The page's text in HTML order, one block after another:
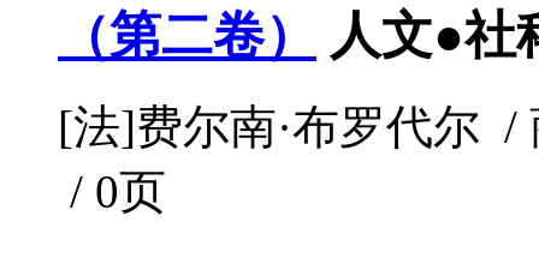
（第二卷）
人文●社
[法]费尔南·布罗代尔 /
/ 0页